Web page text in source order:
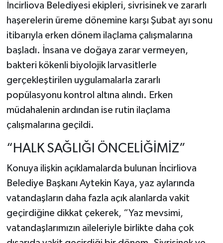
İncirliova Belediyesi ekipleri, sivrisinek ve zararlı
haşerelerin üreme dönemine karşı Şubat ayı sonu
itibarıyla erken dönem ilaçlama çalışmalarına
başladı. İnsana ve doğaya zarar vermeyen,
bakteri kökenli biyolojik larvasitlerle
gerçekleştirilen uygulamalarla zararlı
popülasyonu kontrol altına alındı. Erken
müdahalenin ardından ise rutin ilaçlama
çalışmalarına geçildi.
“HALK SAĞLIĞI ÖNCELİĞİMİZ”
Konuya ilişkin açıklamalarda bulunan İncirliova
Belediye Başkanı Aytekin Kaya, yaz aylarında
vatandaşların daha fazla açık alanlarda vakit
geçirdiğine dikkat çekerek, “Yaz mevsimi,
vatandaşlarımızın aileleriyle birlikte daha çok